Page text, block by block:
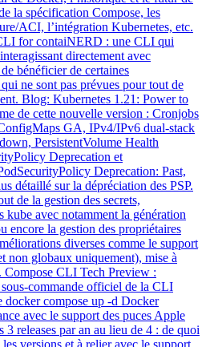
la spécification Compose, les
ACI, l’intégration Kubernetes, etc.
for contaiNERD : une CLI qui
directement avec
bénéficier de certaines
ne sont pas prévues pour tout de
Blog: Kubernetes 1.21: Power to
de cette nouvelle version : Cronjobs
GA, IPv4/IPv6 dual-stack
PersistentVolume Health
Deprecation et
Deprecation: Past,
détaillé sur la dépréciation des PSP.
de la gestion des secrets,
kube avec notamment la génération
encore la gestion des propriétaires
diverses comme le support
non globaux uniquement), mise à
Compose CLI Tech Preview :
commande officiel de la CLI
compose up -d Docker
avec le support des puces Apple
releases par an au lieu de 4 : de quoi
versions et à relier avec le support